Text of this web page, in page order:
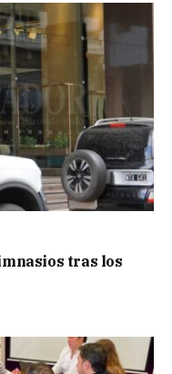
tras los